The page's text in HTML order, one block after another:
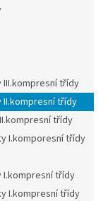
III.kompresní třídy
II.kompresní třídy
třídy
I.komporesní třídy
I.kompresní třídy
I.kompresní třídy